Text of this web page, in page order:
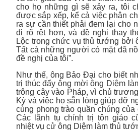
cho họ những gì sẽ xảy ra, tôi
được sắp xếp, kể cả việc phân
ra sự cần thiết phải đem lại cho
đi rõ rệt hơn, và đề nghị thay
Lộc trong chức vụ thủ tướng bởi
Tất cả những người có mặt đã
đề nghị của tôi”.
Như thế, ông Bảo Đại cho biết
trị thúc đẩy ông mời ông Diệm
trông cây vào Pháp, vì chủ
Kỳ và việc họ sẵn lòng giúp đỡ
cùng phong trào quần chúng
Các lãnh tụ chính trị tôn giáo
nhiệt vụ cử ông Diệm làm thủ